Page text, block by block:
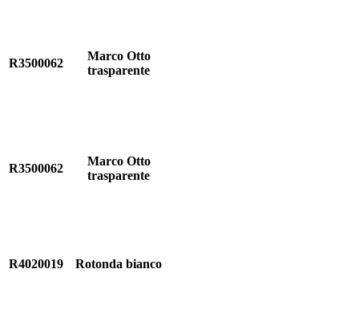
R3500062
Marco Otto
trasparente
R3500062
Marco Otto
trasparente
R4020019 Rotonda bianco